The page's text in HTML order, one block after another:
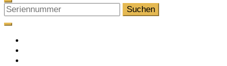
Suchen
nach: